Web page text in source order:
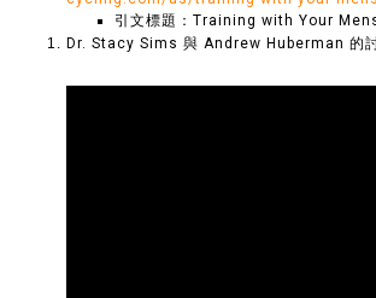
引文標題：Training with Your
Dr. Stacy Sims 與 Andrew Huberman 的討